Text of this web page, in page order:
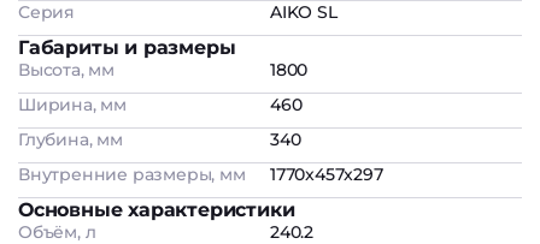
Серия
AIKO SL
Габариты и размеры
Высота, мм
1800
Ширина, мм
460
Глубина, мм
340
Внутренние размеры, мм
1770x457x297
Основные характеристики
Объём, л
240.2